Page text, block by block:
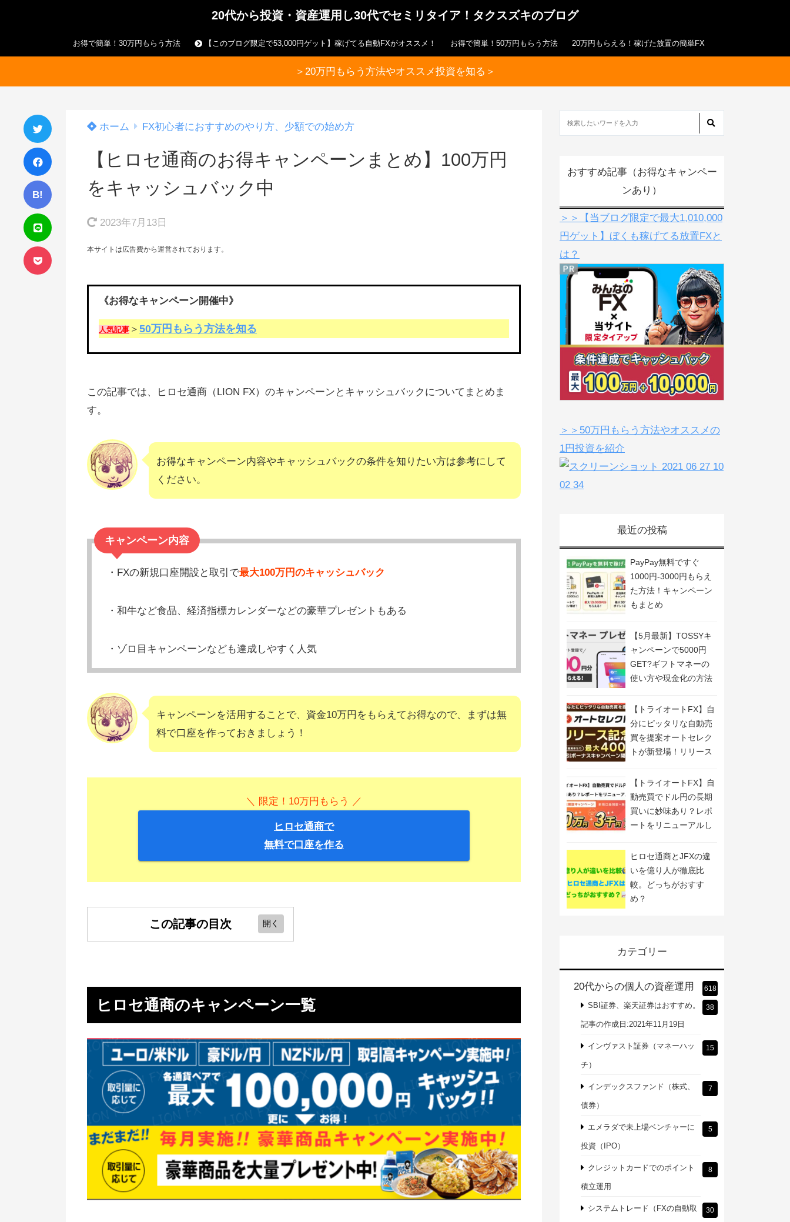
20代から投資・資産運用し30代でセミリタイア！タクスズキのブログ
お得で簡単！30万円もらう方法 【このブログ限定で53,000円ゲット】稼げてる自動FXがオススメ！ お得で簡単！50万円もらう方法 20万円もらえる！稼げた放置の簡単FX
＞20万円もらう方法やオススメ投資を知る＞
B!
ホーム FX初心者におすすめのやり方、少額での始め方
【ヒロセ通商のお得キャンペーンまとめ】100万円
をキャッシュバック中
2023年7月13日
本サイトは広告費から運営されております。
《お得なキャンペーン開催中》
人気記事 ＞ 50万円もらう方法を知る
この記事では、ヒロセ通商（LION FX）のキャンペーンとキャッシュバックについてまとめま
す。
お得なキャンペーン内容やキャッシュバックの条件を知りたい方は参考にして
ください。
キャンペーン内容
・FXの新規口座開設と取引で最大100万円のキャッシュバック
・和牛など食品、経済指標カレンダーなどの豪華プレゼントもある
・ゾロ目キャンペーンなども達成しやすく人気
キャンペーンを活用することで、資金10万円をもらえてお得なので、まずは無
料で口座を作っておきましょう！
＼ 限定！10万円もらう ／
ヒロセ通商で
無料で口座を作る
この記事の目次
ペーン
3月ひな祭りキャッシュバックキャン
ペーン
取引高キャンペーン
ヒロセ通商への乗り換えキャンペー
ン
ヒロセ通商のキャンペーンまとめ
ヒロセ通商のキャンペーン一覧
おすすめ記事（お得なキャンペー
ンあり）
＞＞【当ブログ限定で最大1,010,000
円ゲット】ぼくも稼げてる放置FXと
は？
＞＞50万円もらう方法やオススメの
1円投資を紹介
最近の投稿
PayPay無料ですぐ
1000円-3000円もらえ
た方法！キャンペーン
もまとめ
【5月最新】TOSSYキ
ャンペーンで5000円
GET?ギフトマネーの
使い方や現金化の方法
【トライオートFX】自
分にピッタリな自動売
買を提案オートセレク
トが新登場！リリース
催！
【トライオートFX】自
動売買でドル円の長期
買いに妙味あり？レポ
ートをリニューアルし
ヒロセ通商とJFXの違
いを億り人が徹底比
較。どっちがおすす
め？
カテゴリー
20代からの個人の資産運用 618
SBI証券、楽天証券はおすすめ。
記事の作成日:2021年11月19日
38
インヴァスト証券（マネーハッ
チ）
15
インデックスファンド（株式、
債券）
7
エメラダで未上場ベンチャーに
投資（IPO）
5
クレジットカードでのポイント
積立運用
8
システムトレード（FXの自動取 30